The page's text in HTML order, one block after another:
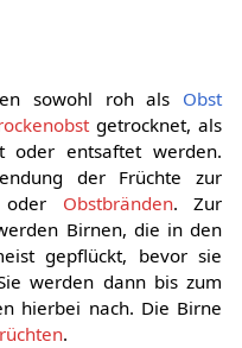
sowohl roh als Obst
getrocknet, als
oder entsaftet werden.
der Früchte zur
Obstbränden. Zur
Birnen, die in den
gepflückt, bevor sie
werden dann bis zum
hierbei nach. Die Birne
.